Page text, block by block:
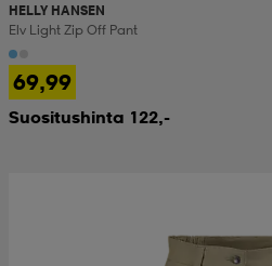
HELLY HANSEN
Elv Light Zip Off Pant
69,99
Suositushinta 122,-